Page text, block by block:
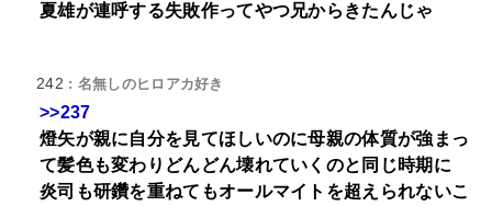
夏雄が連呼する失敗作ってやつ兄からきたんじゃ
242 : 名無しのヒロアカ好き
>>237
燈矢が親に自分を見てほしいのに母親の体質が強まっ
て髪色も変わりどんどん壊れていくのと同じ時期に
炎司も研鑽を重ねてもオールマイトを超えられないこ